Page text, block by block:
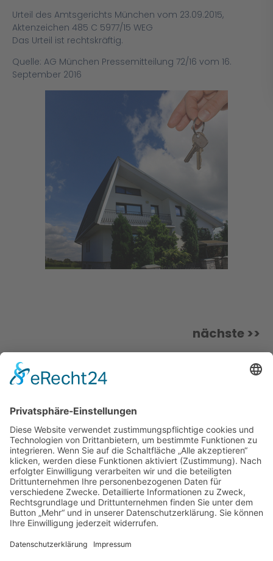
Urteil des Amtsgerichts München vom 23.09.2015,
Aktenzeichen 485 C 5977/15 WEG
Das Urteil ist rechtskräftig.
Quelle: AG München Pressemitteilung 72/16 vom 16.
September 2016
nächste >>
SOZIALE MEDIEN